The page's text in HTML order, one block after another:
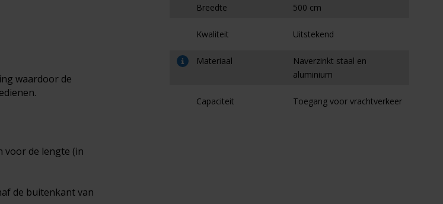
waardoor de
voor de lengte (in
de buitenkant van
Breedte 500 cm
Kwaliteit Uitstekend
Materiaal
Naverzinkt staal en
aluminium
Capaciteit Toegang voor vrachtverkeer